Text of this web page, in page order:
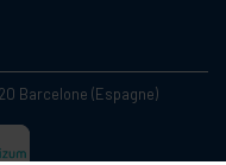
Barcelone (Espagne)